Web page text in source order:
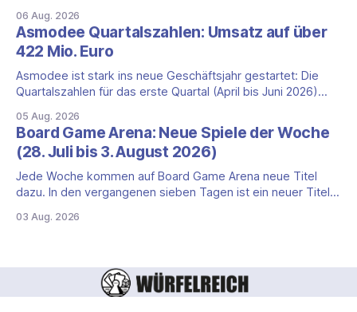
Happiness (Explosm) auf die Spieleschmiede. Wir ordnen
ein, was die Kampagne unter dem Motto „Die fiesen
Comics sind zurück!" bietet und wo sie schweigt.
06 Aug. 2026
Asmodee Quartalszahlen: Umsatz auf über
422 Mio. Euro
Asmodee ist stark ins neue Geschäftsjahr gestartet: Die
Quartalszahlen für das erste Quartal (April bis Juni 2026)
Prozent auf 422,1 Millionen Euro. Getragen wird das
Wachstum weiter von den Sammelkartenspielen, doch
erstmals seit Monaten zeigt auch das klassische
Brettspielgeschäft wieder
05 Aug. 2026
Board Game Arena: Neue Spiele der Woche
(28. Juli bis 3. August 2026)
Jede Woche kommen auf Board Game Arena neue Titel
dazu. In den vergangenen sieben Tagen ist ein neuer Titel
bekanntesten kooperativen Zombiespiele. Wir stellen dir
03 Aug. 2026